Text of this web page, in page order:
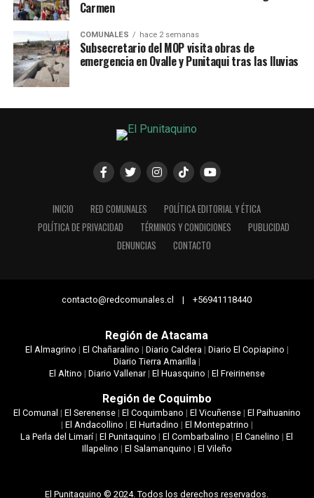
Carmen
COMUNALES hace 2 semanas
Subsecretario del MOP visita obras de
emergencia en Ovalle y Punitaqui tras las lluvias
INICIO RED COMUNALES
POLÍTICA EDITORIAL Y ÉTICA
POLÍTICA DE PRIVACIDAD
TÉRMINOS Y CONDICIONES
PUBLICIDAD
DENUNCIAS
CONTACTO
contacto@redcomunales.cl | +56941118440
Región de Atacama
El Almagrino | El Chañaralino | Diario Caldera| Diario El Copiapino |
Diario Tierra Amarilla|
El Altino | Diario Vallenar| El Huasquino | El Freirinense
Región de Coquimbo
El Comunal | El Serenense| El Coquimbano | El Vicuñense| El Paihuanino
| El Andacollino | El Hurtadino | El Montepatrino |
La Perla del Limarí|El Punitaquino |El Combarbalino |El Canelino |El
Illapelino | El Salamanquino | El Vileño
El Punitaquino © 2024. Todos los derechos reservados.